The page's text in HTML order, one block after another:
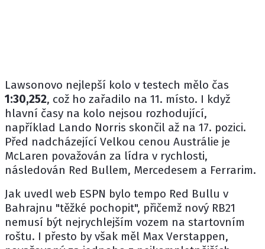
Lawsonovo nejlepší kolo v testech mělo čas
1:30,252, což ho zařadilo na 11. místo. I když
hlavní časy na kolo nejsou rozhodující,
například Lando Norris skončil až na 17. pozici.
Před nadcházející Velkou cenou Austrálie je
McLaren považován za lídra v rychlosti,
následován Red Bullem, Mercedesem a Ferrarim.
Jak uvedl web ESPN bylo tempo Red Bullu v
Bahrajnu "těžké pochopit", přičemž nový RB21
nemusí být nejrychlejším vozem na startovním
roštu. I přesto by však měl Max Verstappen,